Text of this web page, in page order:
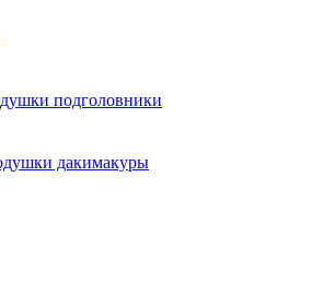
подголовники
дакимакуры